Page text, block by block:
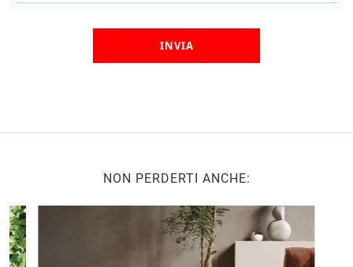
INVIA
NON PERDERTI ANCHE: